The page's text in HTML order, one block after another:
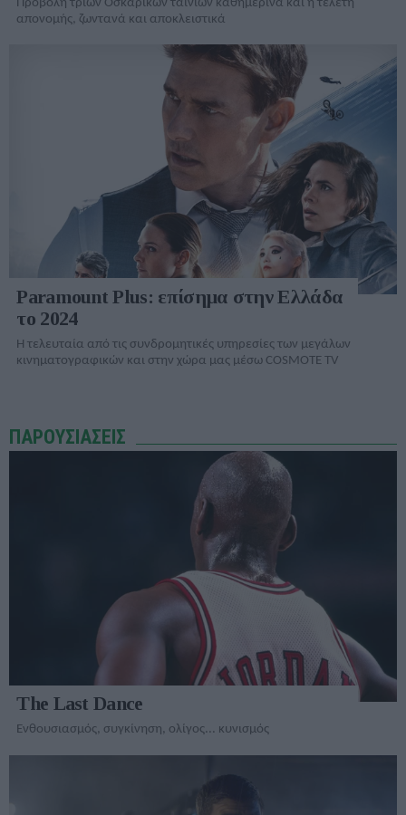
Προβολή τριών Οσκαρικών ταινιών καθημερινά και η τελετή
απονομής, ζωντανά και αποκλειστικά
Paramount Plus: επίσημα στην Ελλάδα
το 2024
Η τελευταία από τις συνδρομητικές υπηρεσίες των μεγάλων
κινηματογραφικών και στην χώρα μας μέσω COSMOTE TV
ΠΑΡΟΥΣΙΑΣΕΙΣ
The Last Dance
Ενθουσιασμός, συγκίνηση, ολίγος... κυνισμός